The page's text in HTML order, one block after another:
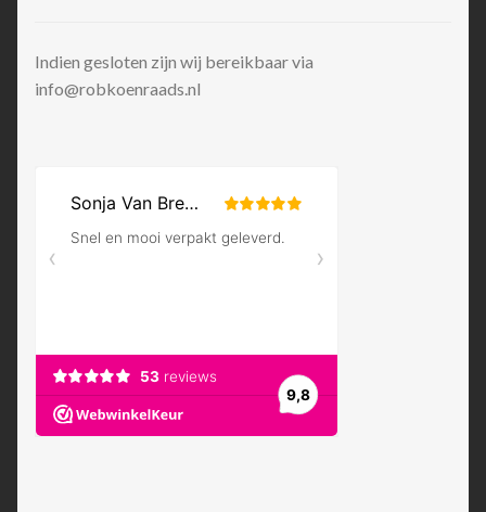
Indien gesloten zijn wij bereikbaar via
info@robkoenraads.nl